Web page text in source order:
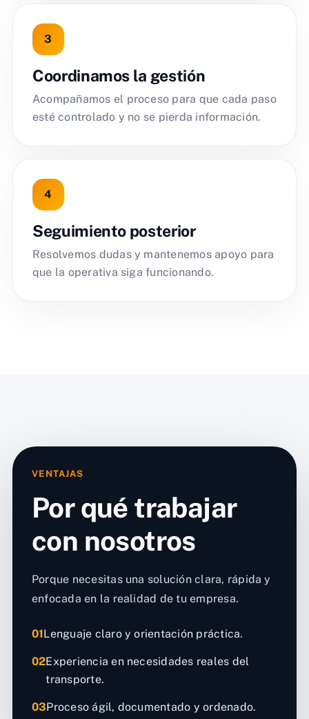
Coordinamos la gestión
Acompañamos el proceso para que cada paso
esté controlado y no se pierda información.
Seguimiento posterior
Resolvemos dudas y mantenemos apoyo para
que la operativa siga funcionando.
VENTAJAS
Por qué trabajar
con nosotros
Porque necesitas una solución clara, rápida y
enfocada en la realidad de tu empresa.
01Lenguaje claro y orientación práctica.
02Experiencia en necesidades reales del
transporte.
03Proceso ágil, documentado y ordenado.